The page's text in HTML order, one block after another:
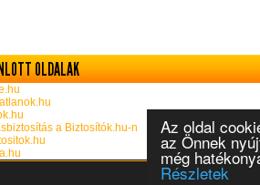
Az oldal
az Önnek
még
Részletek
OLDALAK
a Biztosítók.hu-n